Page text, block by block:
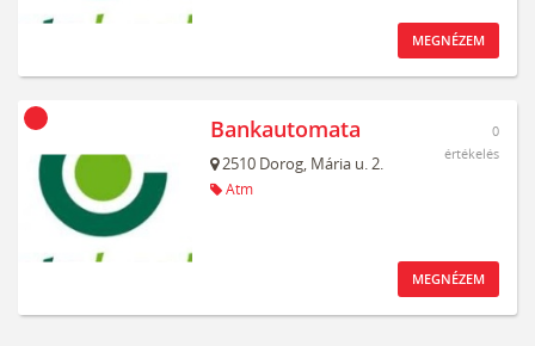
MEGNÉZEM
Bankautomata
2510 Dorog, Mária u. 2.
Atm
0
értékelés
MEGNÉZEM